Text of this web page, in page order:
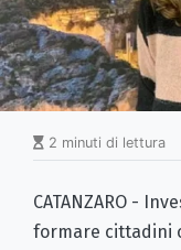
2 minuti di lettura
CATANZARO -
formare cittadini